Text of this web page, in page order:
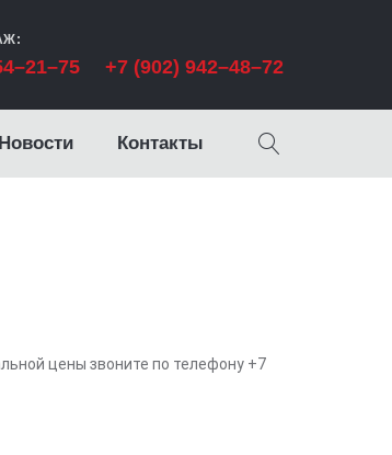
+7 (902) 942–48–72
Новости Контакты
цены звоните по телефону +7